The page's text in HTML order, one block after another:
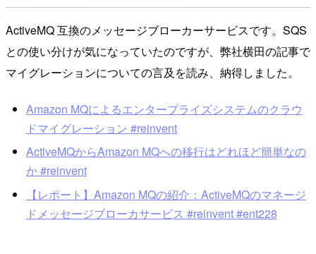
ActiveMQ 互換のメッセージブローカーサービスです。SQS
との使い分けが気になっていたのですが、弊社横田の記事で
マイグレーションについての言及を読み、納得しました。
Amazon MQによるエンタープライズシステムのクラウ
ドマイグレーション #reinvent
ActiveMQからAmazon MQへの移行はどれほど簡単なの
か #reinvent
【レポート】Amazon MQの紹介：ActiveMQのマネージ
ドメッセージブローカサービス #reinvent #ent228